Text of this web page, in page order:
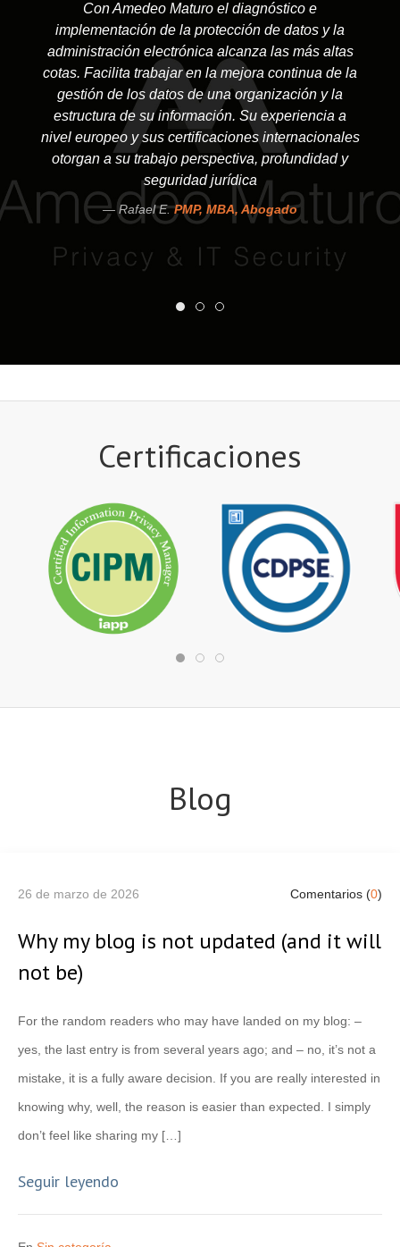
Con Amedeo Maturo el diagnóstico e
implementación de la protección de datos y la
administración electrónica alcanza las más altas
cotas. Facilita trabajar en la mejora continua de la
gestión de los datos de una organización y la
estructura de su información. Su experiencia a
nivel europeo y sus certificaciones internacionales
otorgan a su trabajo perspectiva, profundidad y
seguridad jurídica
Rafael E.PMP, MBA, Abogado
Certificaciones
Blog
26 de marzo de 2026 Comentarios (0)
Why my blog is not updated (and it will
not be)
For the random readers who may have landed on my blog: –
yes, the last entry is from several years ago; and – no, it’s not a
mistake, it is a fully aware decision. If you are really interested in
knowing why, well, the reason is easier than expected. I simply
don’t feel like sharing my […]
Seguir leyendo